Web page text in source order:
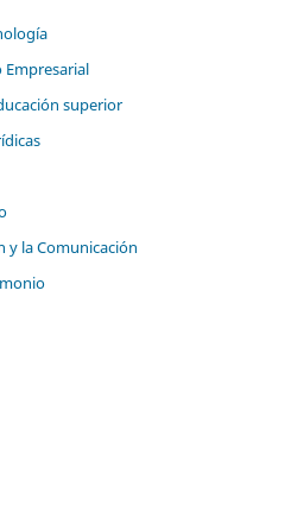
superior
y la Comunicación